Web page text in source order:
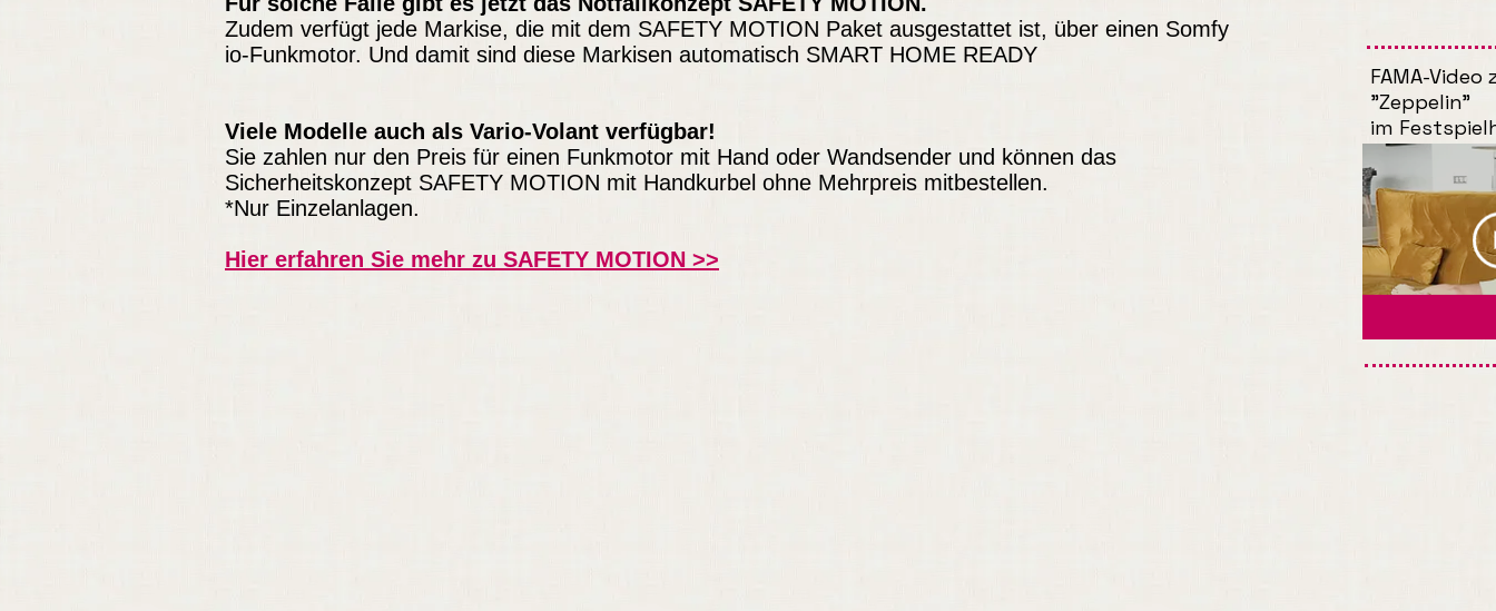
Zudem verfügt jede Markise, die mit dem SAFETY MOTION Paket ausgestattet ist, über einen Somfy
io-Funkmotor. Und damit sind diese Markisen automatisch SMART HOME READY
Viele Modelle auch als Vario-Volant verfügbar!
Sie zahlen nur den Preis für einen Funkmotor mit Hand oder Wandsender und können das
Sicherheitskonzept SAFETY MOTION mit Handkurbel ohne Mehrpreis mitbestellen.
*Nur Einzelanlagen.
Hier erfahren Sie mehr zu SAFETY MOTION >>
FAMA-Video
"Zeppelin"
im